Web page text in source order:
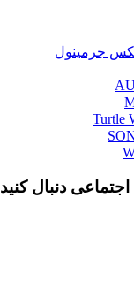
جرمینول
دنبال کنید